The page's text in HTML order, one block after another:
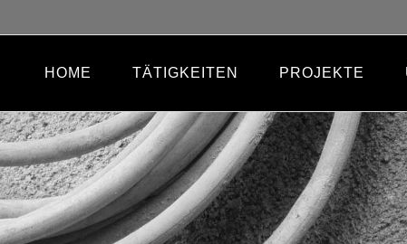
HOME TÄTIGKEITEN PROJEKTE